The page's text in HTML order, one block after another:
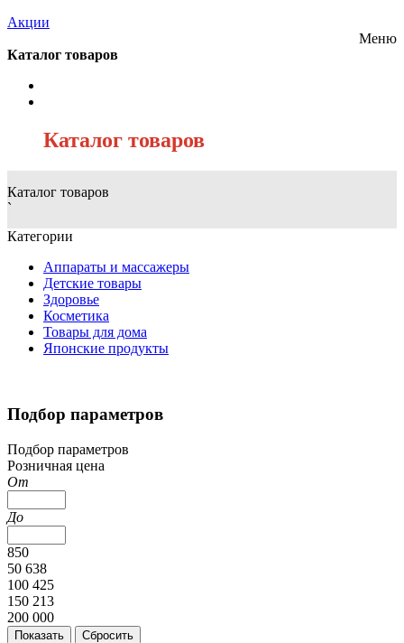
Акции
Меню
Каталог товаров
Каталог товаров
Каталог товаров
`
Категории
Аппараты и массажеры
Детские товары
Здоровье
Косметика
Товары для дома
Японские продукты
Подбор параметров
Подбор параметров
Розничная цена
От
До
850
50 638
100 425
150 213
200 000